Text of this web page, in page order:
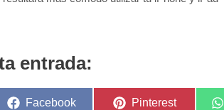
entrada:
Compartir
Facebook
Compartir
Pinterest